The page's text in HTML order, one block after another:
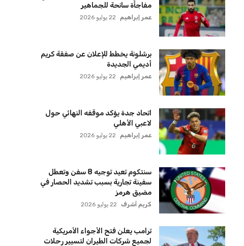
مفاجأة سانحة للجماهير
عمر إبراهيم 22 يوليو 2026
برشلونة يخطط للإعلان عن صفقة كريم
أديمي الجديدة
عمر إبراهيم 22 يوليو 2026
اتحاد جدة يؤكد موقفه النهائي حول
لاعبي الأهلي
عمر إبراهيم 22 يوليو 2026
سنتكوم تعيد توجيه 8 سفن وتعطل
سفينة تجارية بسبب تشديد الحصار في
مضيق هرمز
كريم أشرف 22 يوليو 2026
ترامب يعلن فتح الأجواء الأمريكية
لجميع شركات الطيران لتسيير رحلات